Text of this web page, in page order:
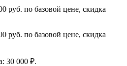
руб. по базовой цене, скидка
руб. по базовой цене, скидка
30 000 ₽.